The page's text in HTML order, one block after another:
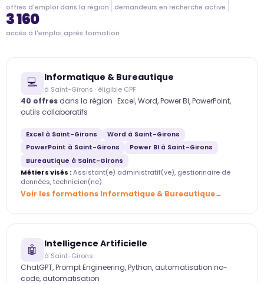
offres d'emploi dans la région demandeurs en recherche active
3 160
accès à l'emploi après formation
💻 Informatique & Bureautique
à Saint-Girons · éligible CPF
40 offres dans la région · Excel, Word, Power BI, PowerPoint,
outils collaboratifs
Excel à Saint-Girons
Word à Saint-Girons
PowerPoint à Saint-Girons
Power BI à Saint-Girons
Bureautique à Saint-Girons
Métiers visés :Assistant(e) administratif(ve), gestionnaire de
données, technicien(ne)
Voir les formations Informatique & Bureautique
🤖 Intelligence Artificielle
à Saint-Girons
ChatGPT, Prompt Engineering, Python, automatisation no-
code, automatisation